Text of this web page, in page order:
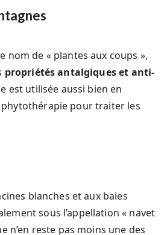
nom de « plantes aux coups »,
propriétés antalgiques et anti-
est utilisée aussi bien en
phytothérapie pour traiter les
blanches et aux baies
sous l’appellation « navet
n’en reste pas moins une des